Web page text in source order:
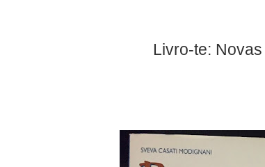
Livro-te: